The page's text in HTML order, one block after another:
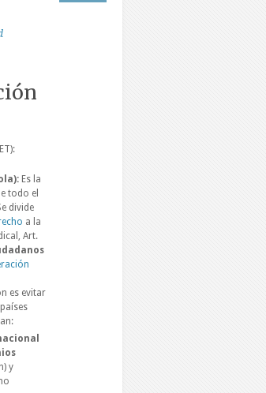
Es la
todo el
divide
a la
Art.
es evitar
y